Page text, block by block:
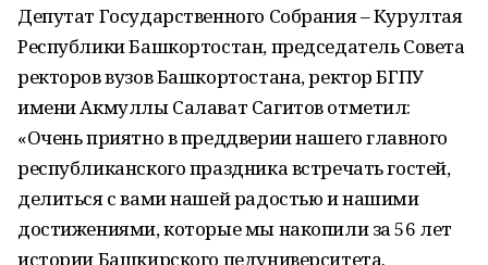
Депутат Государственного Собрания – Курултая
Республики Башкортостан, председатель Совета
ректоров вузов Башкортостана, ректор БГПУ
имени Акмуллы Салават Сагитов отметил:
«Очень приятно в преддверии нашего главного
республиканского праздника встречать гостей,
делиться с вами нашей радостью и нашими
достижениями, которые мы накопили за 56 лет
истории Башкирского педуниверситета.